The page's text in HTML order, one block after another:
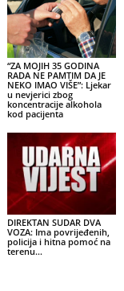
“ZA MOJIH 35 GODINA
RADA NE PAMTIM DA JE
NEKO IMAO VIŠE”: Ljekar
u nevjerici zbog
koncentracije alkohola
kod pacijenta
DIREKTAN SUDAR DVA
VOZA: Ima povrijeđenih,
policija i hitna pomoć na
terenu…